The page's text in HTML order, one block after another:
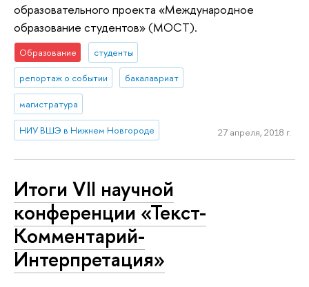
образовательного проекта «Международное
образование студентов» (МОСТ).
Образование студенты
репортаж о событии бакалавриат
магистратура
НИУ ВШЭ в Нижнем Новгороде 27 апреля, 2018 г.
Итоги VII научной
конференции «Текст-
Комментарий-
Интерпретация»